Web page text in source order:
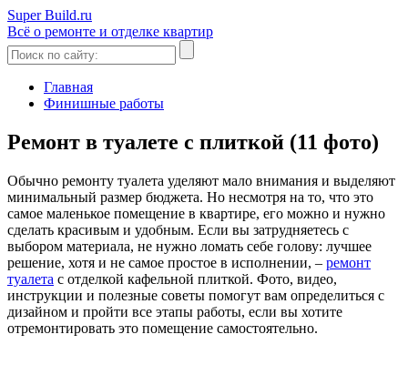
Super Build.ru
Всё о ремонте и отделке квартир
Главная
Финишные работы
Ремонт в туалете с плиткой (11 фото)
Обычно ремонту туалета уделяют мало внимания и выделяют
минимальный размер бюджета. Но несмотря на то, что это
самое маленькое помещение в квартире, его можно и нужно
сделать красивым и удобным. Если вы затрудняетесь с
выбором материала, не нужно ломать себе голову: лучшее
решение, хотя и не самое простое в исполнении, – ремонт
туалета с отделкой кафельной плиткой. Фото, видео,
инструкции и полезные советы помогут вам определиться с
дизайном и пройти все этапы работы, если вы хотите
отремонтировать это помещение самостоятельно.